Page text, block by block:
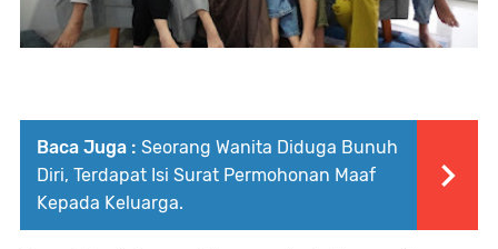
Baca Juga : Seorang Wanita Diduga Bunuh
Diri, Terdapat Isi Surat Permohonan Maaf
Kepada Keluarga.